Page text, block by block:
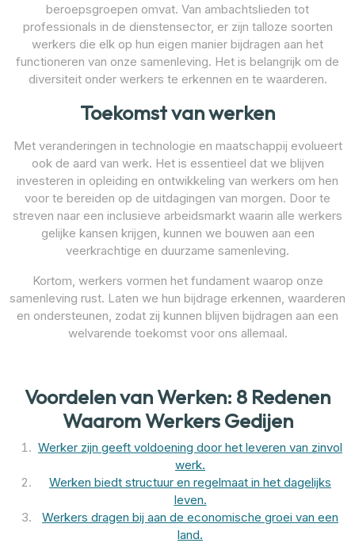
beroepsgroepen omvat. Van ambachtslieden tot
professionals in de dienstensector, er zijn talloze soorten
werkers die elk op hun eigen manier bijdragen aan het
functioneren van onze samenleving. Het is belangrijk om de
diversiteit onder werkers te erkennen en te waarderen.
Toekomst van werken
Met veranderingen in technologie en maatschappij evolueert
ook de aard van werk. Het is essentieel dat we blijven
investeren in opleiding en ontwikkeling van werkers om hen
voor te bereiden op de uitdagingen van morgen. Door te
streven naar een inclusieve arbeidsmarkt waarin alle werkers
gelijke kansen krijgen, kunnen we bouwen aan een
veerkrachtige en duurzame samenleving.
Kortom, werkers vormen het fundament waarop onze
samenleving rust. Laten we hun bijdrage erkennen, waarderen
en ondersteunen, zodat zij kunnen blijven bijdragen aan een
welvarende toekomst voor ons allemaal.
Voordelen van Werken: 8 Redenen
Waarom Werkers Gedijen
Werker zijn geeft voldoening door het leveren van zinvol
werk.
Werken biedt structuur en regelmaat in het dagelijks
leven.
Werkers dragen bij aan de economische groei van een
land.